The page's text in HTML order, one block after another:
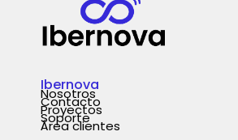
Ibernova
Nosotros
Contacto
Proyectos
Soporte
Área clientes